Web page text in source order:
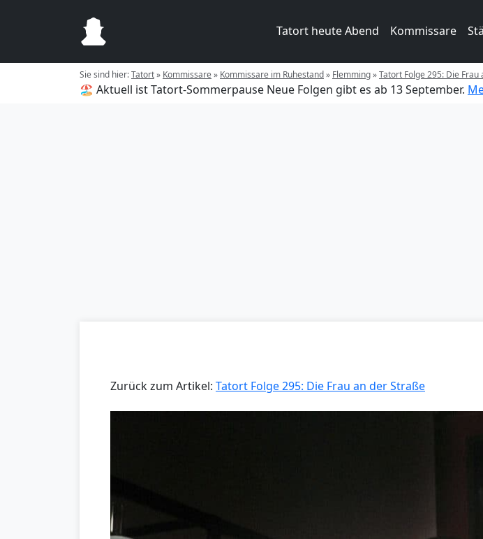
Tatort heute Abend Kommissare
Sie sind hier:Tatort» Kommissare» Kommissare im Ruhestand» Flemming»Tatort Folge 295: Die
🏖️ Aktuell ist Tatort-Sommerpause Neue Folgen gibt es ab 13 September.
Zurück zum Artikel: Tatort Folge 295: Die Frau an der Straße